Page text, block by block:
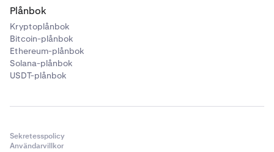
Plånbok
Kryptoplånbok
Bitcoin-plånbok
Ethereum-plånbok
Solana-plånbok
USDT-plånbok
Sekretesspolicy
Användarvillkor